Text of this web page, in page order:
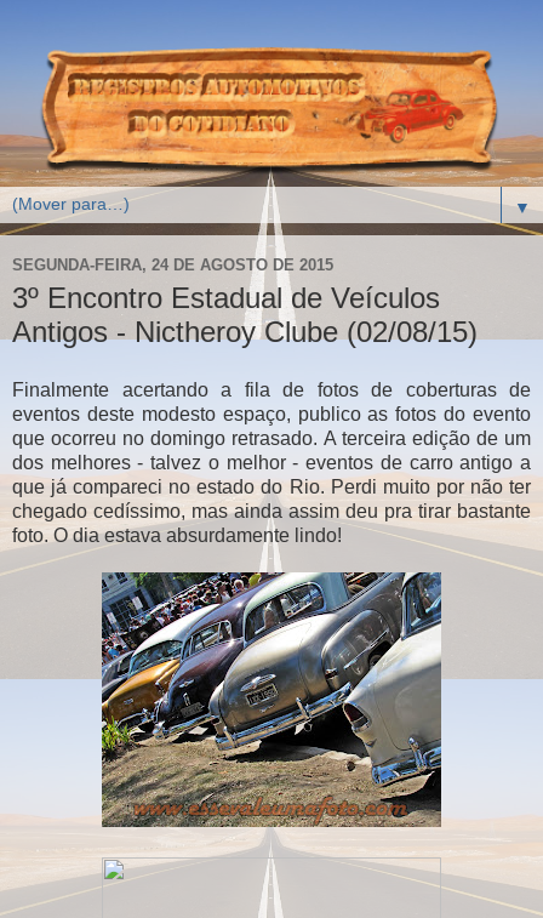
▼
SEGUNDA-FEIRA, 24 DE AGOSTO DE 2015
3º Encontro Estadual de Veículos
Antigos - Nictheroy Clube (02/08/15)
Finalmente acertando a fila de fotos de coberturas de
eventos deste modesto espaço, publico as fotos do evento
que ocorreu no domingo retrasado. A terceira edição de um
dos melhores - talvez o melhor - eventos de carro antigo a
que já compareci no estado do Rio. Perdi muito por não ter
chegado cedíssimo, mas ainda assim deu pra tirar bastante
foto. O dia estava absurdamente lindo!